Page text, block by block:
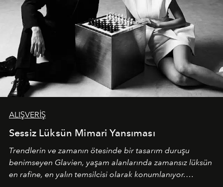
ALIŞVERİŞ
Sessiz Lüksün Mimari Yansıması
Trendlerin ve zamanın ötesinde bir tasarım duruşu
benimseyen Glavien, yaşam alanlarında zamansız lüksün
en rafine, en yalın temsilcisi olarak konumlanıyor.